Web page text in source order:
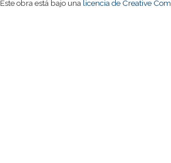
Este obra está bajo una licencia de Creative